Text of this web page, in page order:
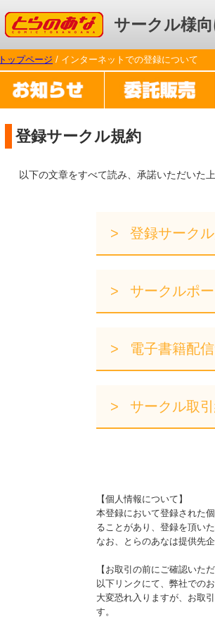
コミックとらのあな サークル様
トップページ / インターネットでの登録について
登録サークル規約
以下の文章をすべて読み、承諾いただいた
登録サーク
サークルポ
電子書籍配
サークル取
【個人情報について】
本登録において登録された
ることがあり、登録を頂い
なお、とらのあなは提供先
【お取引の前にご確認いた
以下リンクにて、弊社での
大変恐れ入りますが、お取
す。